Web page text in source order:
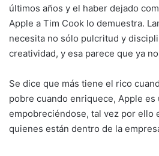
últimos años y el haber dejado
Apple a Tim Cook lo demuestra.
necesita no sólo pulcritud y
creatividad, y esa parece que ya
Se dice que más tiene el rico
pobre cuando enriquece, Apple es
empobreciéndose, tal vez por ello
quienes están dentro de la